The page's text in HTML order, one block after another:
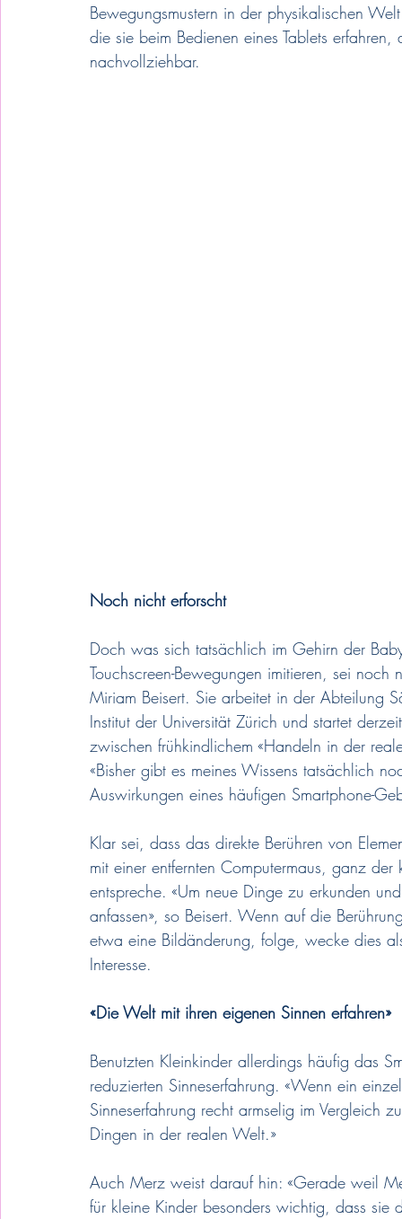
Bewegungsmustern in der physikalischen
die sie beim Bedienen eines Tablets
nachvollziehbar.
Noch nicht erforscht
Doch was sich tatsächlich im Gehirn der
Touchscreen-Bewegungen imitieren, sei
Miriam Beisert. Sie arbeitet in der Abteilung
Institut der Universität Zürich und startet
zwischen frühkindlichem «Handeln in der
«Bisher gibt es meines Wissens tatsächlich
Auswirkungen eines häufigen Smartphone-
Klar sei, dass das direkte Berühren von
mit einer entfernten Computermaus, ganz
entspreche. «Um neue Dinge zu erkunden
anfassen», so Beisert. Wenn auf die
etwa eine Bildänderung, folge, wecke dies
Interesse.
«Die Welt mit ihren eigenen Sinnen erfahren»
Benutzten Kleinkinder allerdings häufig das
reduzierten Sinneserfahrung. «Wenn ein
Sinneserfahrung recht armselig im Vergleich
Dingen in der realen Welt.»
Auch Merz weist darauf hin: «Gerade weil
für kleine Kinder besonders wichtig, dass